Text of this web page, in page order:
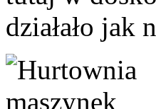
działało jak